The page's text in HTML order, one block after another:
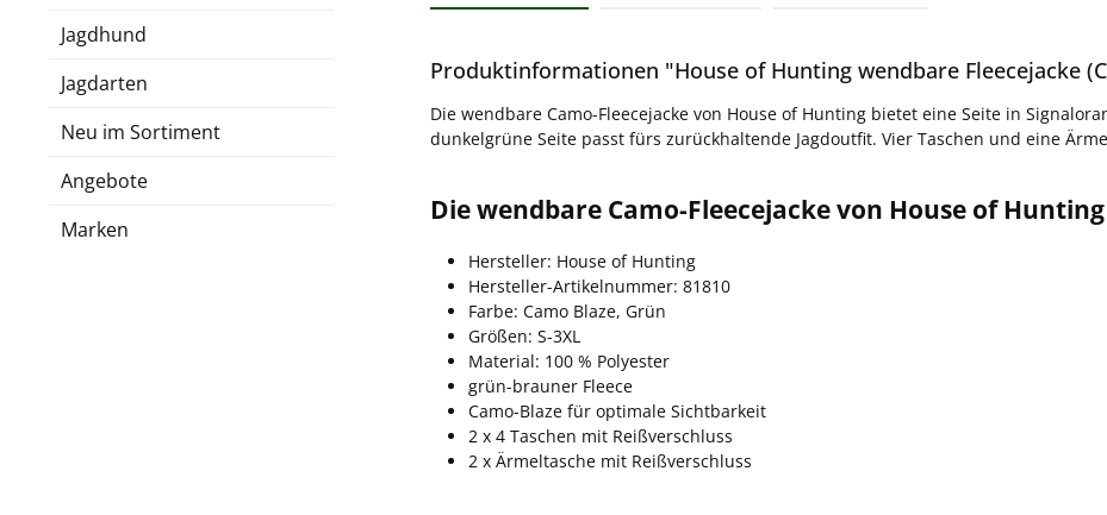
Jagdhund
Jagdarten
Neu im Sortiment
Angebote
Marken
Produktinformationen "House of Hunting wendbare Fleecejacke
Die wendbare Camo-Fleecejacke von House of Hunting bietet eine Seite in
dunkelgrüne Seite passt fürs zurückhaltende Jagdoutfit. Vier Taschen und eine
Die wendbare Camo-Fleecejacke von House of
Hersteller: House of Hunting
Hersteller-Artikelnummer: 81810
Farbe: Camo Blaze, Grün
Größen: S-3XL
Material: 100 % Polyester
grün-brauner Fleece
Camo-Blaze für optimale Sichtbarkeit
2 x 4 Taschen mit Reißverschluss
2 x Ärmeltasche mit Reißverschluss